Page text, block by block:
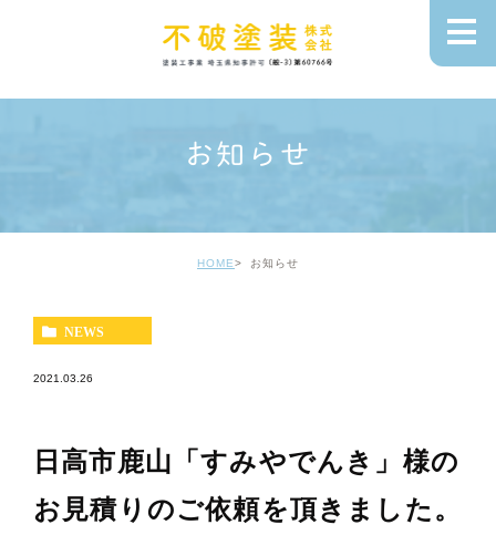
お知らせ
HOME お知らせ
NEWS
2021.03.26
日高市鹿山「すみやでんき」様の
お見積りのご依頼を頂きました。